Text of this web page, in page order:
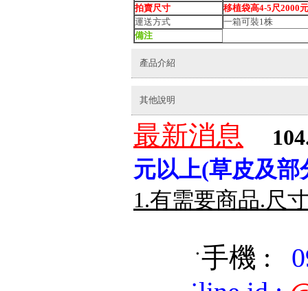
拍賣尺寸
移植袋高4-5尺2000
運送方式
一箱可裝1株
備注
產品介紹
其他說明
最新消息
元以上(草皮及
1.有需要商品.尺
˙手機 :